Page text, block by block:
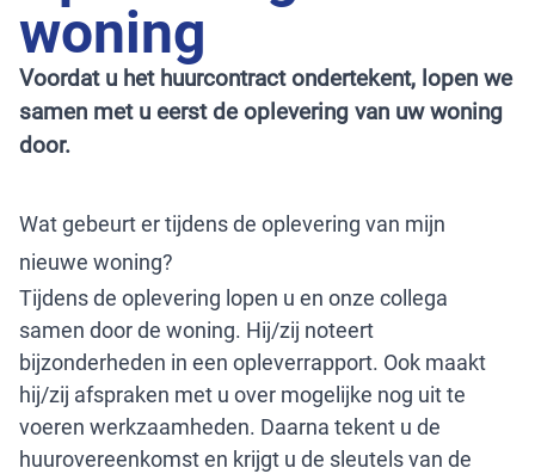
woning
Voordat u het huurcontract ondertekent, lopen we
samen met u eerst de oplevering van uw woning
door.
Wat gebeurt er tijdens de oplevering van mijn
nieuwe woning?
Tijdens de oplevering lopen u en onze collega
samen door de woning. Hij/zij noteert
bijzonderheden in een opleverrapport. Ook maakt
hij/zij afspraken met u over mogelijke nog uit te
voeren werkzaamheden. Daarna tekent u de
huurovereenkomst en krijgt u de sleutels van de